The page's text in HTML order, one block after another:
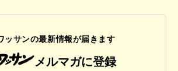
ッサンの最新情報が届きます
メルマガに登録